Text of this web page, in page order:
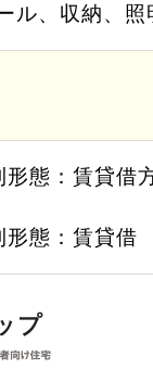
ル、収納、照
形態：賃貸借
形態：賃貸借
プ